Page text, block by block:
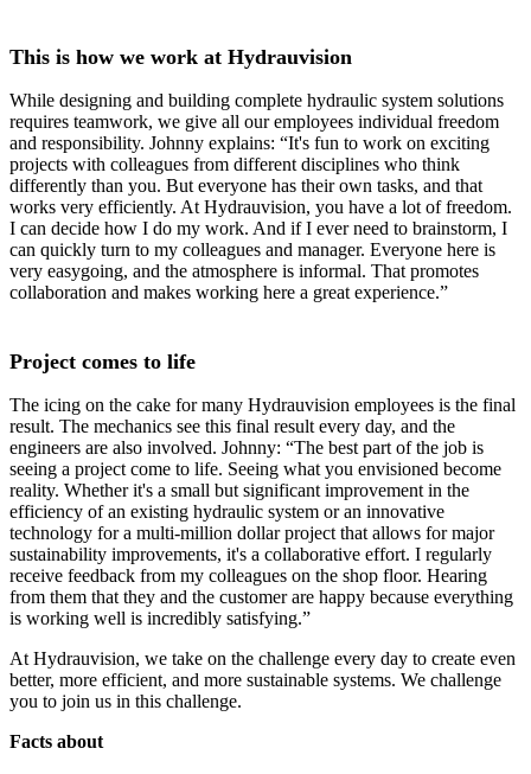
This is how we work at Hydrauvision
While designing and building complete hydraulic system solutions
requires teamwork, we give all our employees individual freedom
and responsibility. Johnny explains: “It's fun to work on exciting
projects with colleagues from different disciplines who think
differently than you. But everyone has their own tasks, and that
works very efficiently. At Hydrauvision, you have a lot of freedom.
I can decide how I do my work. And if I ever need to brainstorm, I
can quickly turn to my colleagues and manager. Everyone here is
very easygoing, and the atmosphere is informal. That promotes
collaboration and makes working here a great experience.”
Project comes to life
The icing on the cake for many Hydrauvision employees is the final
result. The mechanics see this final result every day, and the
engineers are also involved. Johnny: “The best part of the job is
seeing a project come to life. Seeing what you envisioned become
reality. Whether it's a small but significant improvement in the
efficiency of an existing hydraulic system or an innovative
technology for a multi-million dollar project that allows for major
sustainability improvements, it's a collaborative effort. I regularly
receive feedback from my colleagues on the shop floor. Hearing
from them that they and the customer are happy because everything
is working well is incredibly satisfying.”
At Hydrauvision, we take on the challenge every day to create even
better, more efficient, and more sustainable systems. We challenge
you to join us in this challenge.
Facts about